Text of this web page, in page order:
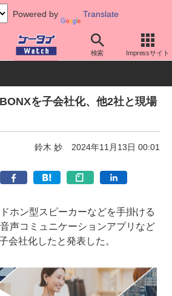
Powered by Translate
検索 Impressサイト
企業動向
を子会社化、他2社と現場
鈴木 妙 2024年11月13日 00:01
ホン型スピーカーなどを手掛ける
声コミュニケーションアプリなど
会社化したと発表した。